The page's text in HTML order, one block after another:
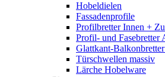
Hobeldielen
Fassadenprofile
Profilbretter Innen +
Profil- und Fasebretter
Glattkant-
Türschwellen massiv
Lärche Hobelware